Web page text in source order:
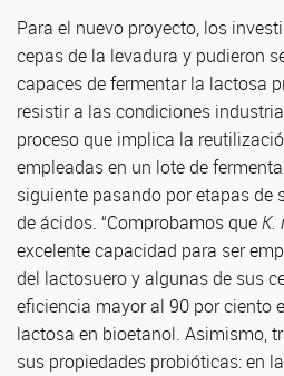
Para el nuevo proyecto, los
cepas de la levadura y pudieron
capaces de fermentar la lactosa
resistir a las condiciones
proceso que implica la
empleadas en un lote de
siguiente pasando por etapas de
de ácidos. “Comprobamos queK.
excelente capacidad para ser
del lactosuero y algunas de sus
eficiencia mayor al 90 por ciento
lactosa en bioetanol. Asimismo,
sus propiedades probióticas: en